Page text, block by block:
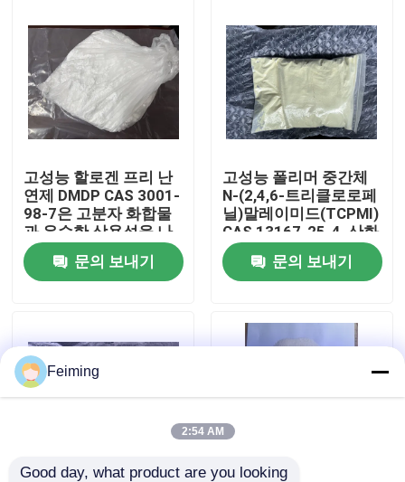
화면
우리에 대하여
공장 여행
품질 관리
인용문을 요구하세요
고무 코팅 재료
고성능 할로겐 프리 난
연제 DMDP CAS 3001-
98-7은 고분자 화합물
과 우수한 상용성을 나
타냅니다. 뛰어난 난연
성과 낮은 연기 발생을
특징으로 합니다.
문의 보내기
고성능 폴리머 중간체
N-(2,4,6-트리클로로페
닐)말레이미드(TCPMI)
CAS 13167-25-4, 산화
방지제 및 난연제 플라
스틱 첨가제문의 보내기
Feiming
2:54 AM
Good day, what product are you looking